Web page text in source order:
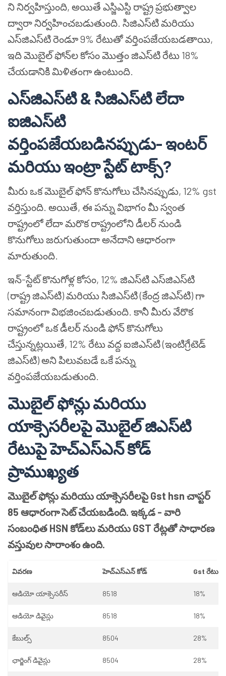
ని నిర్వహిస్తుంది, అయితే ఎస్జిఎస్టి రాష్ట్ర ప్రభుత్వాల
ద్వారా నిర్వహించబడుతుంది. సిజిఎస్‌టి మరియు
ఎస్‌జిఎస్‌టి రెండూ 9% రేటుతో వర్తింపజేయబడతాయి,
ఇది మొబైల్ ఫోన్‌ల కోసం మొత్తం జిఎస్‌టి రేటు 18%
చేయడానికి మిళితంగా ఉంటుంది.
ఎస్‌జిఎస్‌టి & సిజిఎస్‌టి లేదా
ఐజిఎస్‌టి
వర్తింపజేయబడినప్పుడు- ఇంటర్
మరియు ఇంట్రా స్టేట్ టాక్స్?
మీరు ఒక మొబైల్ ఫోన్ కొనుగోలు చేసినప్పుడు, 12% gst
వర్తిస్తుంది. అయితే, ఈ పన్ను విభాగం మీ స్వంత
రాష్ట్రంలో లేదా మరొక రాష్ట్రంలోని డీలర్ నుండి
కొనుగోలు జరుగుతుందా అనేదాని ఆధారంగా
మారుతుంది.
ఇన్-స్టేట్ కొనుగోళ్ల కోసం, 12% జిఎస్‌టి ఎస్‌జిఎస్‌టి
(రాష్ట్ర జిఎస్‌టి) మరియు సిజిఎస్‌టి (కేంద్ర జిఎస్‌టి) గా
సమానంగా విభజించబడుతుంది. కానీ మీరు వేరొక
రాష్ట్రంలో ఒక డీలర్ నుండి ఫోన్ కొనుగోలు
చేస్తున్నట్లయితే, 12% రేటు వద్ద ఐజిఎస్‌టి (ఇంటిగ్రేటెడ్
జిఎస్‌టి) అని పిలువబడే ఒకే పన్ను
వర్తింపజేయబడుతుంది.
మొబైల్ ఫోన్లు మరియు
యాక్సెసరీలపై మొబైల్ జిఎస్‌టి
రేటుపై హెచ్ఎస్ఎన్ కోడ్
ప్రాముఖ్యత
మొబైల్ ఫోన్లు మరియు యాక్సెసరీలపై Gst hsn చాప్టర్
85 ఆధారంగా సెట్ చేయబడింది. ఇక్కడ - వారి
సంబంధిత HSN కోడ్‌లు మరియు GST రేట్లతో సాధారణ
వస్తువుల సారాంశం ఉంది.
వివరణ హెచ్ఎస్ఎన్ కోడ్ Gst రేటు
ఆడియో యాక్సెసరీస్ 8518 18%
ఆడియో డివైస్లు 8518 18%
కేబుల్స్ 8504 28%
ఛార్జింగ్ డివైస్లు 8504 28%